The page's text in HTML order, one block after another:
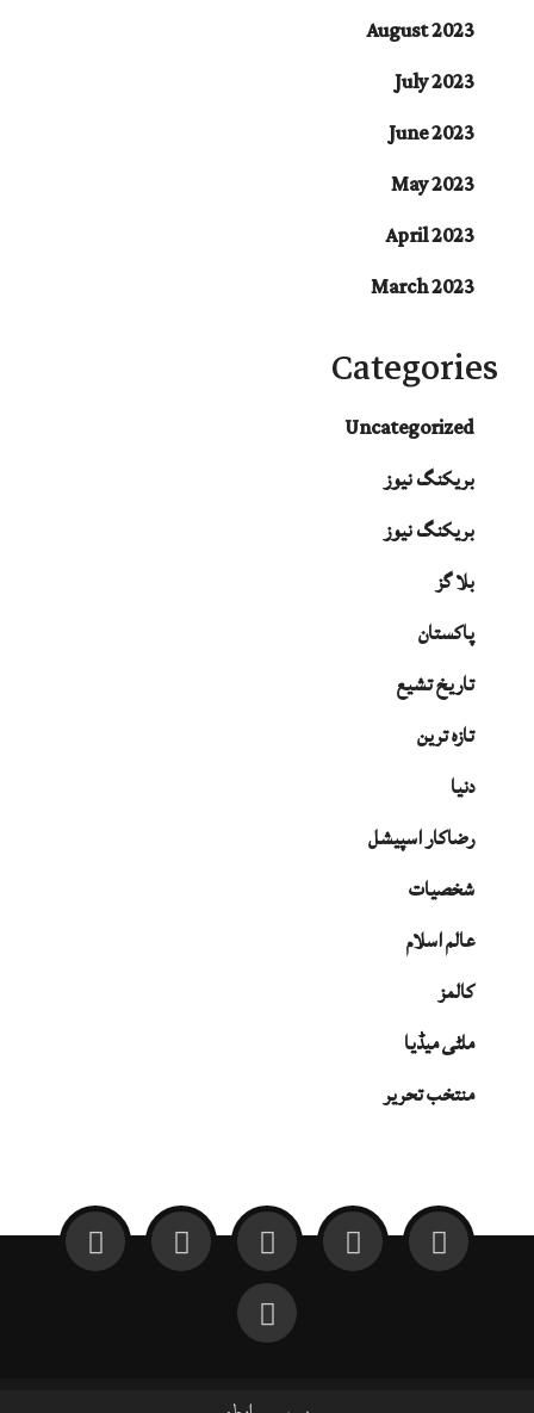
August 2023
July 2023
June 2023
May 2023
April 2023
March 2023
Categories
Uncategorized
بریکنگ نیوز
بریکنگ نیوز
بلا گز
پاکستان
تاریخ تشیع
تازہ ترین
دنیا
رضاکار اسپیشل
شخصیات
عالم اسلام
کالمز
ملٹی میڈیا
منتخب تحریر